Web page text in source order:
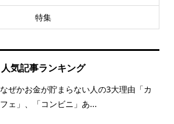
特集
人気記事ランキング
なぜかお金が貯まらない人の3大理由「カ
フェ」、「コンビニ」あ...